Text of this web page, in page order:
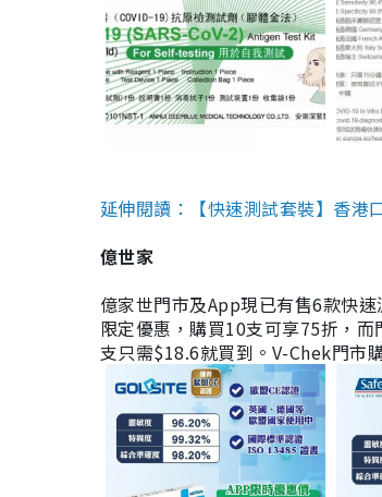
延伸閱讀：【快速測試套裝】香
億世家
億家世門市及App現已有售6款快
限定優惠，購買10支可享75折，
支只需$18.6就買到。V-Chek門市